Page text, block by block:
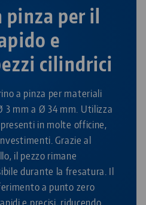
pinza per il
e
cilindrici
a pinza per materiali
mm a Ø 34 mm. Utilizza
in molte officine,
Grazie al
il pezzo rimane
durante la fresatura. Il
a punto zero
e precisi, riducendo